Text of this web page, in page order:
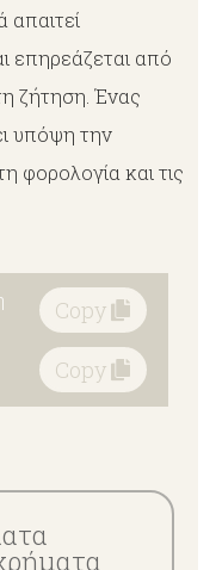
απαιτεί
επηρεάζεται από
ζήτηση. Ένας
υπόψη την
φορολογία και τις
Copy
Copy